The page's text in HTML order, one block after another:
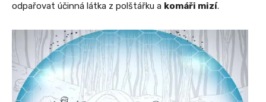
odpařovat účinná látka z polštářku a komáři mizí.